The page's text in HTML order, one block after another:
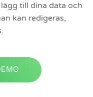
till dina data och
kan redigeras,